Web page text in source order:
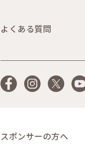
よくある質問
FacebookInstagram
X
スポンサーの方へ